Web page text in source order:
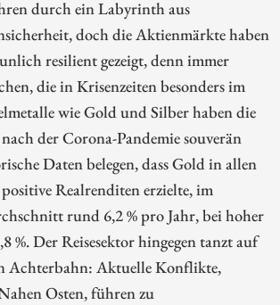
durch ein Labyrinth aus
doch die Aktienmärkte haben
resilient gezeigt, denn immer
die in Krisenzeiten besonders im
wie Gold und Silber haben die
der Corona-Pandemie souverän
Daten belegen, dass Gold in allen
Realrenditen erzielte, im
rund 6,2 % pro Jahr, bei hoher
%. Der Reisesektor hingegen tanzt auf
Achterbahn: Aktuelle Konflikte,
Osten, führen zu